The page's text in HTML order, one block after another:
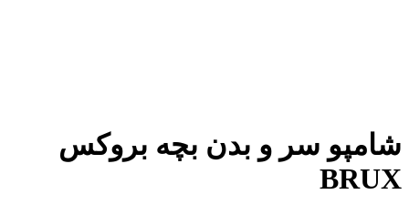
شامپو سر و بدن بچه بروکس
BRUX